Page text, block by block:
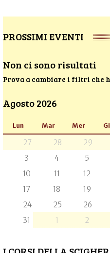
PROSSIMI EVENTI
Non ci sono risultati
Prova a cambiare i filtri che
Agosto 2026
Lun Mar Mer
27 28 29
3
4 5
10
11 12
17
18 19
24
25 26
31
1 2